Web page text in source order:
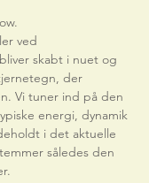
ved
skabt i nuet og
der
Vi tuner ind på den
energi, dynamik
i det aktuelle
således den